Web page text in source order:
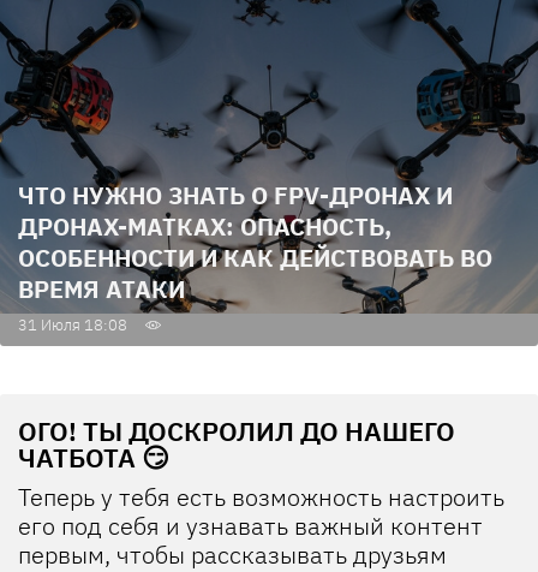
ЧТО НУЖНО ЗНАТЬ О FPV-ДРОНАХ И
ДРОНАХ-МАТКАХ: ОПАСНОСТЬ,
ОСОБЕННОСТИ И КАК ДЕЙСТВОВАТЬ ВО
ВРЕМЯ АТАКИ
31 Июля 18:08
ОГО! ТЫ ДОСКРОЛИЛ ДО НАШЕГО
ЧАТБОТА 😏
Теперь у тебя есть возможность настроить
его под себя и узнавать важный контент
первым, чтобы рассказывать друзьям